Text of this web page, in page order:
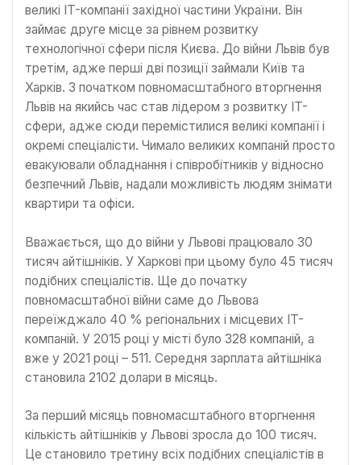
великі IT-компанії західної частини України. Він
займає друге місце за рівнем розвитку
технологічної сфери після Києва. До війни Львів був
третім, адже перші дві позиції займали Київ та
Харків. З початком повномасштабного вторгнення
Львів на якийсь час став лідером з розвитку IT-
сфери, адже сюди перемістилися великі компанії і
окремі спеціалісти. Чимало великих компаній просто
евакуювали обладнання і співробітників у відносно
безпечний Львів, надали можливість людям знімати
квартири та офіси.
Вважається, що до війни у Львові працювало 30
тисяч айтішніків. У Харкові при цьому було 45 тисяч
подібних спеціалістів. Ще до початку
повномасштабної війни саме до Львова
переїжджало 40 % регіональних і місцевих IT-
компаній. У 2015 році у місті було 328 компаній, а
вже у 2021 році – 511. Середня зарплата айтішніка
становила 2102 долари в місяць.
За перший місяць повномасштабного вторгнення
кількість айтішніків у Львові зросла до 100 тисяч.
Це становило третину всіх подібних спеціалістів в